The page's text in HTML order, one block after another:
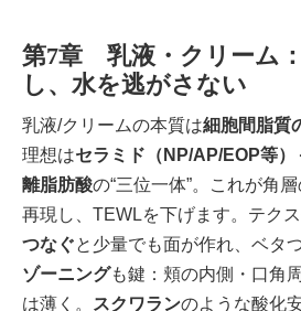
第7章 乳液・クリーム
し、水を逃がさない
乳液/クリームの本質は細胞間脂質
理想はセラミド（NP/AP/EOP等
離脂肪酸の“三位一体”。これが角
再現し、TEWLを下げます。テク
つなぐと少量でも面が作れ、ベタ
ゾーニングも鍵：頬の内側・口角
は薄く。
スクワランのような酸化